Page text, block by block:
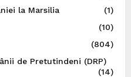
la Marsilia
(1)
(10)
(804)
de Pretutindeni (DRP)
(14)